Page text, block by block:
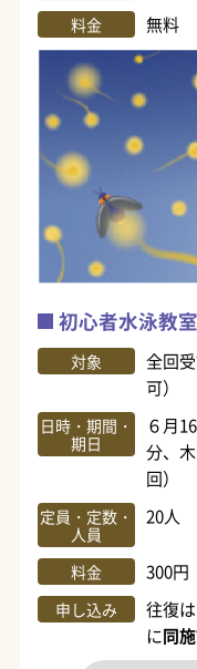
料金 無料
初心者水泳教室
対象
全回
可）
日時・期間・
期日
６月
分、
回）
定員・定数・
人員
20人
料金 300円
申し込み
往復
に同